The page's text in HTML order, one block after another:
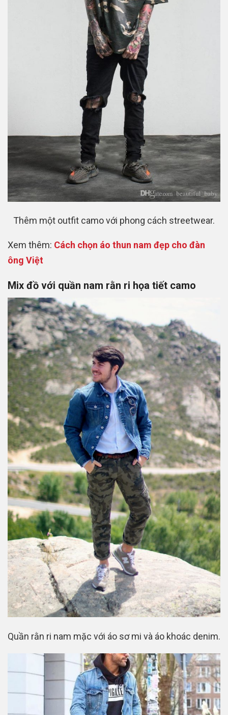
Thêm một outfit camo với phong cách streetwear.
Xem thêm: Cách chọn áo thun nam đẹp cho đàn
ông Việt
Mix đồ với quần nam rằn ri họa tiết camo
Quần rằn ri nam mặc với áo sơ mi và áo khoác denim.